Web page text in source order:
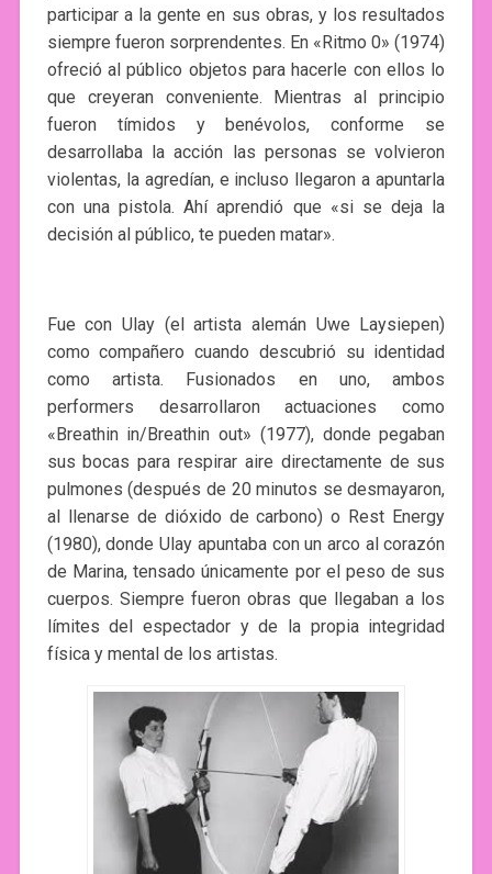
participar a la gente en sus obras, y los resultados
siempre fueron sorprendentes. En «Ritmo 0» (1974)
ofreció al público objetos para hacerle con ellos lo
que creyeran conveniente. Mientras al principio
fueron tímidos y benévolos, conforme se
desarrollaba la acción las personas se volvieron
violentas, la agredían, e incluso llegaron a apuntarla
con una pistola. Ahí aprendió que «si se deja la
decisión al público, te pueden matar».
Fue con Ulay (el artista alemán Uwe Laysiepen)
como compañero cuando descubrió su identidad
como artista. Fusionados en uno, ambos
performers desarrollaron actuaciones como
«Breathin in/Breathin out» (1977), donde pegaban
sus bocas para respirar aire directamente de sus
pulmones (después de 20 minutos se desmayaron,
al llenarse de dióxido de carbono) o Rest Energy
(1980), donde Ulay apuntaba con un arco al corazón
de Marina, tensado únicamente por el peso de sus
cuerpos. Siempre fueron obras que llegaban a los
límites del espectador y de la propia integridad
física y mental de los artistas.